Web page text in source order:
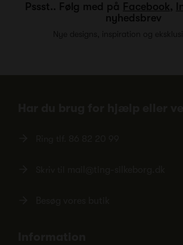
Pssst.. Følg med på Facebook,
nyhedsbrev
Nye designs, inspiration og